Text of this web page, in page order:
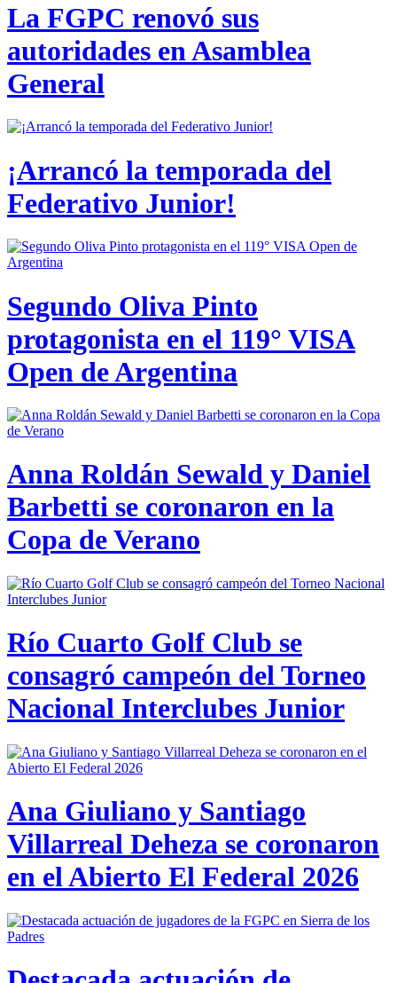
La FGPC renovó sus
autoridades en Asamblea
General
¡Arrancó la temporada del
Federativo Junior!
Segundo Oliva Pinto
protagonista en el 119° VISA
Open de Argentina
Anna Roldán Sewald y Daniel
Barbetti se coronaron en la
Copa de Verano
Río Cuarto Golf Club se
consagró campeón del Torneo
Nacional Interclubes Junior
Ana Giuliano y Santiago
Villarreal Deheza se coronaron
en el Abierto El Federal 2026